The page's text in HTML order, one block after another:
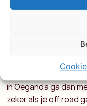
de boda
zorgen dat je niet
dat ze wel met zijn
ook niet echt aan.
in Oeganda ga dan
zeker als je off road